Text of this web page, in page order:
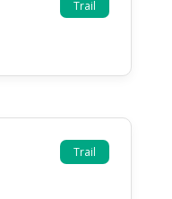
Trail
Trail